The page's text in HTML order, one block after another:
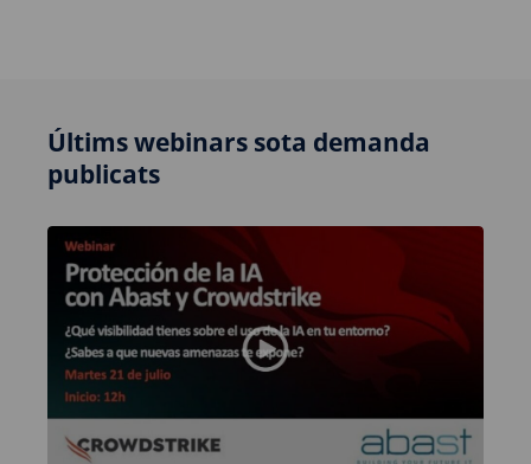
Últims webinars sota demanda
publicats